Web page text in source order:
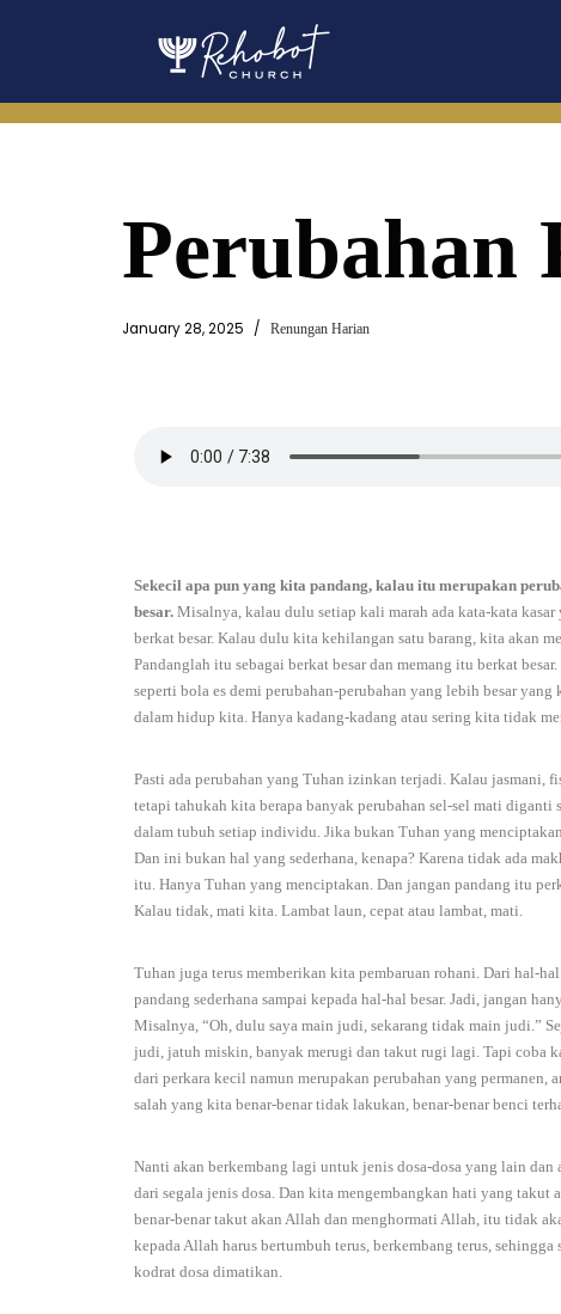
Perubahan
January 28, 2025 Renungan Harian
Sekecil apa pun yang kita pandang, kalau itu merupakan
besar. Misalnya, kalau dulu setiap kali marah ada kata-kata
berkat besar. Kalau dulu kita kehilangan satu barang, kita akan
Pandanglah itu sebagai berkat besar dan memang itu berkat
seperti bola es demi perubahan-perubahan yang lebih besar
dalam hidup kita. Hanya kadang-kadang atau sering kita tidak
Pasti ada perubahan yang Tuhan izinkan terjadi. Kalau
tetapi tahukah kita berapa banyak perubahan sel-sel mati
dalam tubuh setiap individu. Jika bukan Tuhan yang
Dan ini bukan hal yang sederhana, kenapa? Karena tidak ada
itu. Hanya Tuhan yang menciptakan. Dan jangan pandang itu
Kalau tidak, mati kita. Lambat laun, cepat atau lambat, mati.
Tuhan juga terus memberikan kita pembaruan rohani. Dari hal-
pandang sederhana sampai kepada hal-hal besar. Jadi, jangan
Misalnya, “Oh, dulu saya main judi, sekarang tidak main judi.”
judi, jatuh miskin, banyak merugi dan takut rugi lagi. Tapi coba
dari perkara kecil namun merupakan perubahan yang permanen,
salah yang kita benar-benar tidak lakukan, benar-benar benci
Nanti akan berkembang lagi untuk jenis dosa-dosa yang lain
dari segala jenis dosa. Dan kita mengembangkan hati yang
benar-benar takut akan Allah dan menghormati Allah, itu tidak
kepada Allah harus bertumbuh terus, berkembang terus,
kodrat dosa dimatikan.